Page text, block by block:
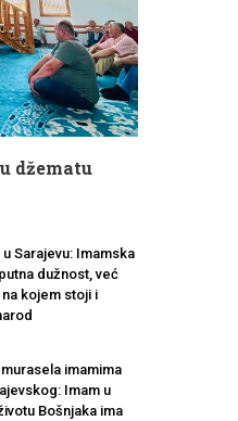
džematu
Sarajevu: Imamska
dužnost, već
kojem stoji i
imamima
Imam u
Bošnjaka ima